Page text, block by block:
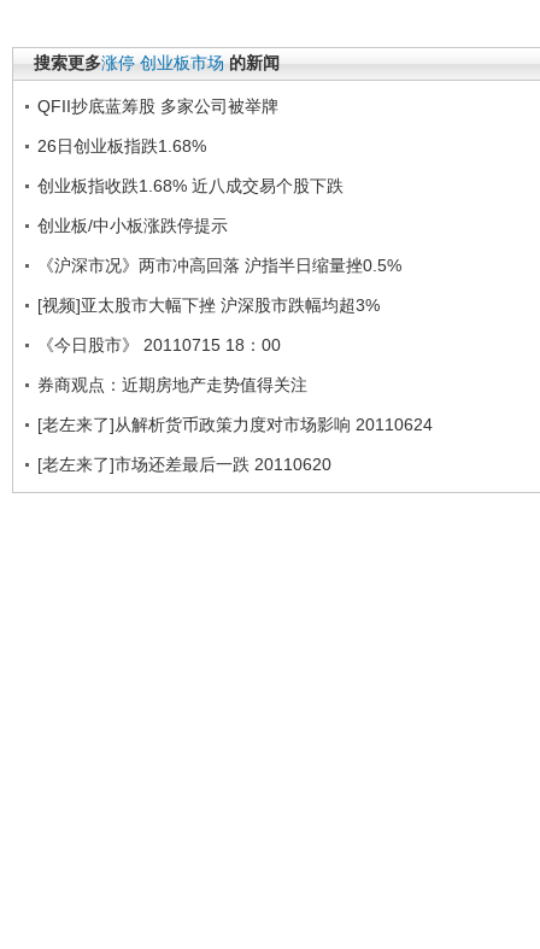
搜索更多涨停 创业板市场 的新闻
QFII抄底蓝筹股 多家公司被举牌
26日创业板指跌1.68%
创业板指收跌1.68% 近八成交易个股下跌
创业板/中小板涨跌停提示
《沪深市况》两市冲高回落 沪指半日缩量挫0.5%
[视频]亚太股市大幅下挫 沪深股市跌幅均超3%
《今日股市》 20110715 18：00
券商观点：近期房地产走势值得关注
[老左来了]从解析货币政策力度对市场影响 20110624
[老左来了]市场还差最后一跌 20110620